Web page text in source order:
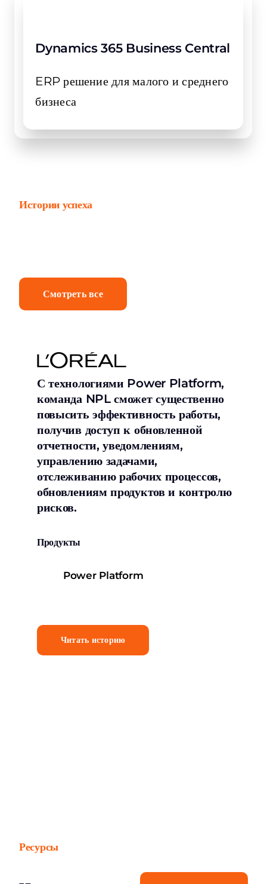
Dynamics 365 Business Central
ERP решение для малого и среднего
бизнеса
Истории успеха
Смотреть все
С технологиями Power Platform,
команда NPL сможет существенно
повысить эффективность работы,
получив доступ к обновленной
отчетности, уведомлениям,
управлению задачами,
отслеживанию рабочих процессов,
обновлениям продуктов и контролю
рисков.
Продукты
Power Platform
Читать историю
Ресурсы